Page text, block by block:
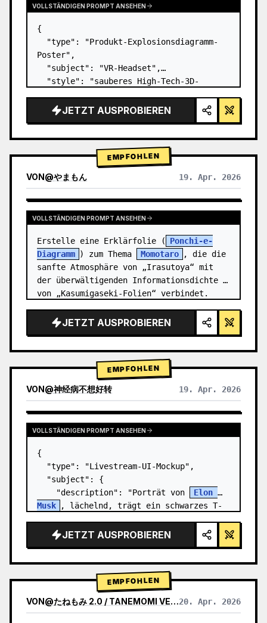
VOLLSTÄNDIGEN PROMPT ANSEHEN
{
  "type": "Produkt-Explosionsdiagramm-
Poster",
  "subject": "VR-Headset",
  "style": "sauberes High-Tech-3D-
Akzente",
  "background": "{argument
default=\"sanfter violetter und blauer
Verlauf…
JETZT AUSPROBIEREN
EMPFOHLEN
VON@やまもん 19. Apr. 2026
ERGEBNISSE ANDERER MODELLE ANZEIGEN
VOLLSTÄNDIGEN PROMPT ANSEHEN
Erstelle eine Erklärfolie (
Ponchi-e-
Diagramm ) zum Thema Momotaro
, die die
sanfte Atmosphäre von „Irasutoya“ mit
der überwältigenden Informationsdichte
von „Kasumigaseki-Folien“ verbindet.
JETZT AUSPROBIEREN
EMPFOHLEN
VON@神经病不想好转 19. Apr. 2026
VOLLSTÄNDIGEN PROMPT ANSEHEN
{
  "type": "Livestream-UI-Mockup",
  "subject": {
    "description": "Porträt von
Elon
Musk
, lächelnd, trägt ein schwarzes T-
Grafik",
    "background": "linke Seite zeigt
JETZT AUSPROBIEREN
EMPFOHLEN
VON@たねもみ 2.0 / TANEMOMI VER2.0 20. Apr. 2026